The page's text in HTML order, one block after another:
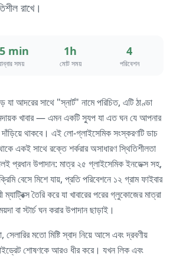
রাখে।
min
সময়
1h
মোট সময়
4
পরিবেশন
যা আদরের সাথে "স্নার্ট" নামে পরিচিত, এটি ঠাণ্ডা
খাবার — এমন একটি স্যুপ যা এত ঘন যে আপনার
দাঁড়িয়ে থাকবে। এই লো-গ্লাইসেমিক সংস্করণটি ডাচ
একই সাথে রক্তে শর্করার অসাধারণ স্থিতিশীলতা
প্রধান উপাদান: মাত্র ২৫ গ্লাইসেমিক ইনডেক্স সহ,
বেসে মিশে যায়, প্রতি পরিবেশনে ১২ গ্রাম ফাইবার
তৈরি করে যা খাবারের পরের গ্লুকোজের মাত্রা
বা স্টার্চ ঘন করার উপাদান ছাড়াই।
সেলারির মতো মিষ্টি স্বাদ নিয়ে আসে এবং দ্রবণীয়
শোষণকে আরও ধীর করে। যখন লিক এবং